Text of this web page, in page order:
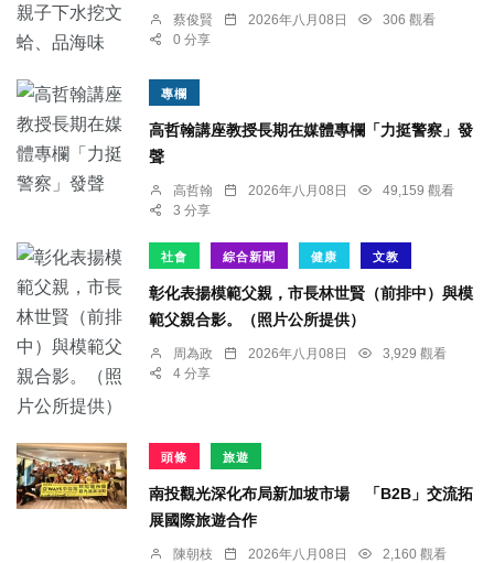
蔡俊賢 2026年八月08日
306 觀看
0 分享
專欄
高哲翰講座教授長期在媒體專欄「力挺警察」發
聲
高哲翰 2026年八月08日
49,159 觀看
3 分享
社會 綜合新聞 健康 文教
彰化表揚模範父親，市長林世賢（前排中）與模
範父親合影。（照片公所提供）
周為政 2026年八月08日
3,929 觀看
4 分享
頭條 旅遊
南投觀光深化布局新加坡市場 「B2B」交流拓
展國際旅遊合作
陳朝枝 2026年八月08日
2,160 觀看